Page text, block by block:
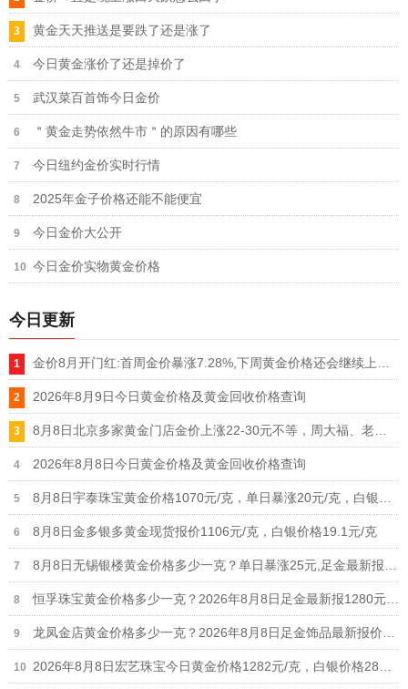
黄金天天推送是要跌了还是涨了
今日黄金涨价了还是掉价了
武汉菜百首饰今日金价
＂黄金走势依然牛市＂的原因有哪些
今日纽约金价实时行情
2025年金子价格还能不能便宜
今日金价大公开
今日金价实物黄金价格
今日更新
2026年8月9日今日黄金价格及黄金回收价格查询
2026年8月8日今日黄金价格及黄金回收价格查询
8月8日金多银多黄金现货报价1106元/克，白银价格19.1元/克